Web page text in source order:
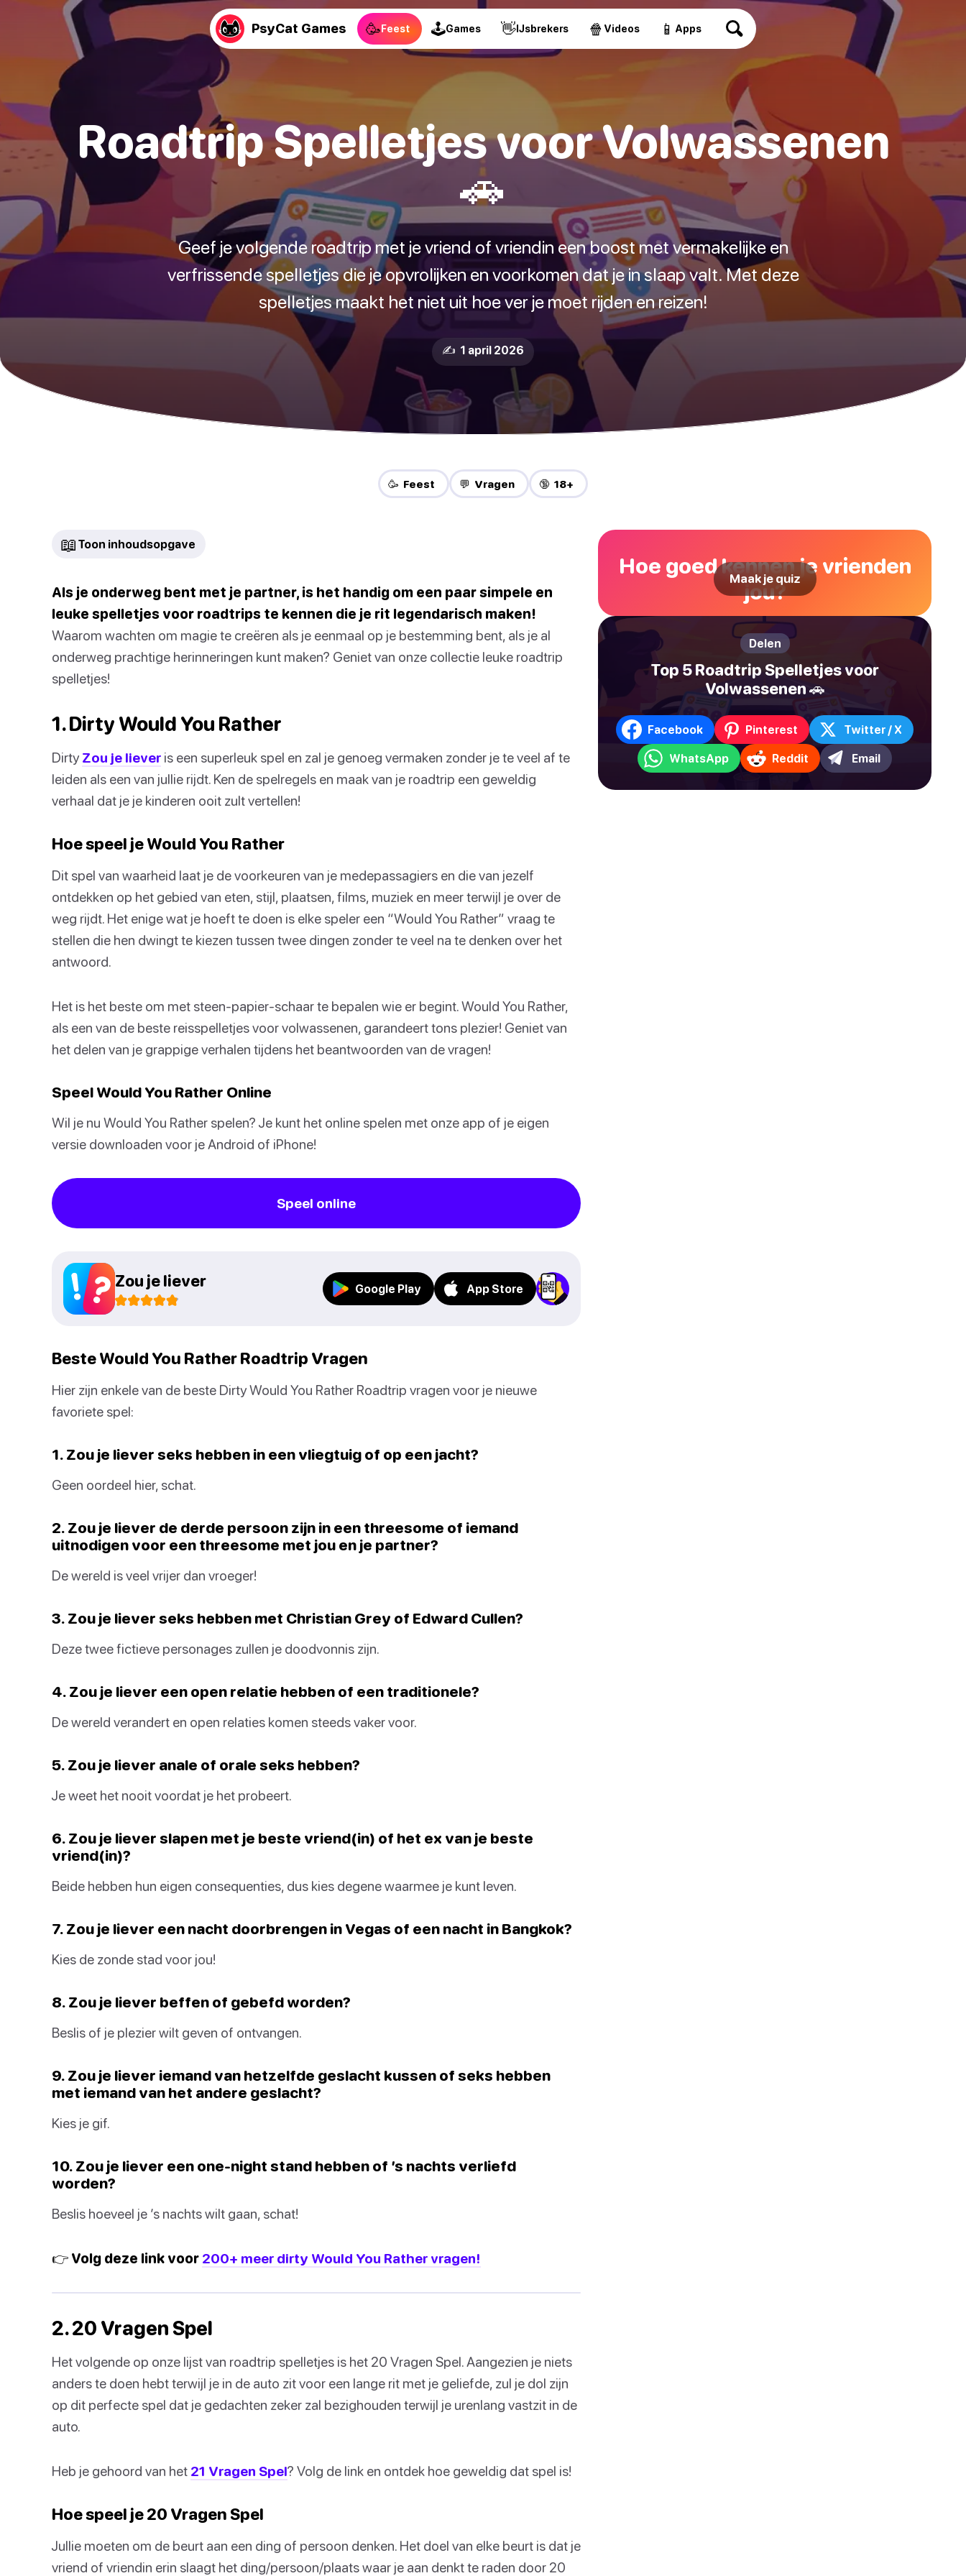
PsyCat Games 🥳Feest 🕹Games 👋IJsbrekers 🍿 Videos 📱 Apps
Roadtrip Spelletjes voor Volwassenen
🚗
Geef je volgende roadtrip met je vriend of vriendin een boost met vermakelijke en
verfrissende spelletjes die je opvrolijken en voorkomen dat je in slaap valt. Met deze
spelletjes maakt het niet uit hoe ver je moet rijden en reizen!
✍️ 1 april 2026
🥳 Feest 💬 Vragen 🔞 18+
📖 Toon inhoudsopgave
Als je onderweg bent met je partner, is het handig om een paar simpele en
leuke spelletjes voor roadtrips te kennen die je rit legendarisch maken!
Waarom wachten om magie te creëren als je eenmaal op je bestemming bent, als je al
onderweg prachtige herinneringen kunt maken? Geniet van onze collectie leuke roadtrip
spelletjes!
1. Dirty Would You Rather
Dirty Zou je liever is een superleuk spel en zal je genoeg vermaken zonder je te veel af te
leiden als een van jullie rijdt. Ken de spelregels en maak van je roadtrip een geweldig
verhaal dat je je kinderen ooit zult vertellen!
Hoe speel je Would You Rather
Dit spel van waarheid laat je de voorkeuren van je medepassagiers en die van jezelf
ontdekken op het gebied van eten, stijl, plaatsen, films, muziek en meer terwijl je over de
weg rijdt. Het enige wat je hoeft te doen is elke speler een “Would You Rather” vraag te
stellen die hen dwingt te kiezen tussen twee dingen zonder te veel na te denken over het
antwoord.
Het is het beste om met steen-papier-schaar te bepalen wie er begint. Would You Rather,
als een van de beste reisspelletjes voor volwassenen, garandeert tons plezier! Geniet van
het delen van je grappige verhalen tijdens het beantwoorden van de vragen!
Speel Would You Rather Online
Wil je nu Would You Rather spelen? Je kunt het online spelen met onze app of je eigen
versie downloaden voor je Android of iPhone!
Speel online
Zou je liever Google Play App Store
Beste Would You Rather Roadtrip Vragen
Hier zijn enkele van de beste Dirty Would You Rather Roadtrip vragen voor je nieuwe
favoriete spel:
1. Zou je liever seks hebben in een vliegtuig of op een jacht?
Geen oordeel hier, schat.
2. Zou je liever de derde persoon zijn in een threesome of iemand
uitnodigen voor een threesome met jou en je partner?
De wereld is veel vrijer dan vroeger!
3. Zou je liever seks hebben met Christian Grey of Edward Cullen?
Deze twee fictieve personages zullen je doodvonnis zijn.
4. Zou je liever een open relatie hebben of een traditionele?
De wereld verandert en open relaties komen steeds vaker voor.
5. Zou je liever anale of orale seks hebben?
Je weet het nooit voordat je het probeert.
6. Zou je liever slapen met je beste vriend(in) of het ex van je beste
vriend(in)?
Beide hebben hun eigen consequenties, dus kies degene waarmee je kunt leven.
7. Zou je liever een nacht doorbrengen in Vegas of een nacht in Bangkok?
Kies de zonde stad voor jou!
8. Zou je liever beffen of gebefd worden?
Beslis of je plezier wilt geven of ontvangen.
9. Zou je liever iemand van hetzelfde geslacht kussen of seks hebben
met iemand van het andere geslacht?
Kies je gif.
10. Zou je liever een one-night stand hebben of ’s nachts verliefd
worden?
Beslis hoeveel je ’s nachts wilt gaan, schat!
👉 Volg deze link voor 200+ meer dirty Would You Rather vragen!
2. 20 Vragen Spel
Het volgende op onze lijst van roadtrip spelletjes is het 20 Vragen Spel. Aangezien je niets
anders te doen hebt terwijl je in de auto zit voor een lange rit met je geliefde, zul je dol zijn
op dit perfecte spel dat je gedachten zeker zal bezighouden terwijl je urenlang vastzit in de
auto.
Heb je gehoord van het 21 Vragen Spel? Volg de link en ontdek hoe geweldig dat spel is!
Hoe speel je 20 Vragen Spel
Jullie moeten om de beurt aan een ding of persoon denken. Het doel van elke beurt is dat je
vriend of vriendin erin slaagt het ding/persoon/plaats waar je aan denkt te raden door 20
Hoe goed kennen je vrienden
jou?
Maak je quiz
Delen
Top 5 Roadtrip Spelletjes voor
Volwassenen 🚗
Facebook Pinterest Twitter / X
WhatsApp Reddit Email